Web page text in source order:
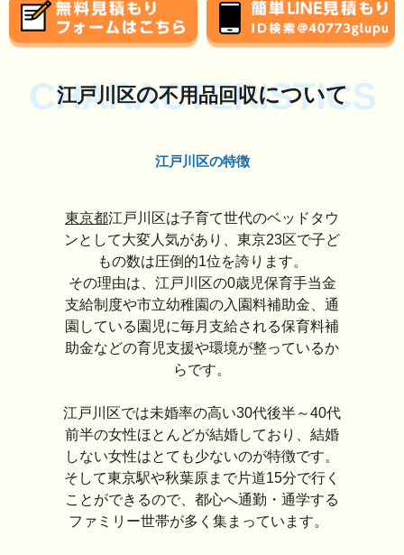
CHARACTERISTICS
江戸川区の不用品回収について
江戸川区の特徴
東京都江戸川区は子育て世代のベッドタウ
ンとして大変人気があり、東京23区で子ど
もの数は圧倒的1位を誇ります。
その理由は、江戸川区の0歳児保育手当金
支給制度や市立幼稚園の入園料補助金、通
園している園児に毎月支給される保育料補
助金などの育児支援や環境が整っているか
らです。
江戸川区では未婚率の高い30代後半～40代
前半の女性ほとんどが結婚しており、結婚
しない女性はとても少ないのが特徴です。
そして東京駅や秋葉原まで片道15分で行く
ことができるので、都心へ通勤・通学する
ファミリー世帯が多く集まっています。